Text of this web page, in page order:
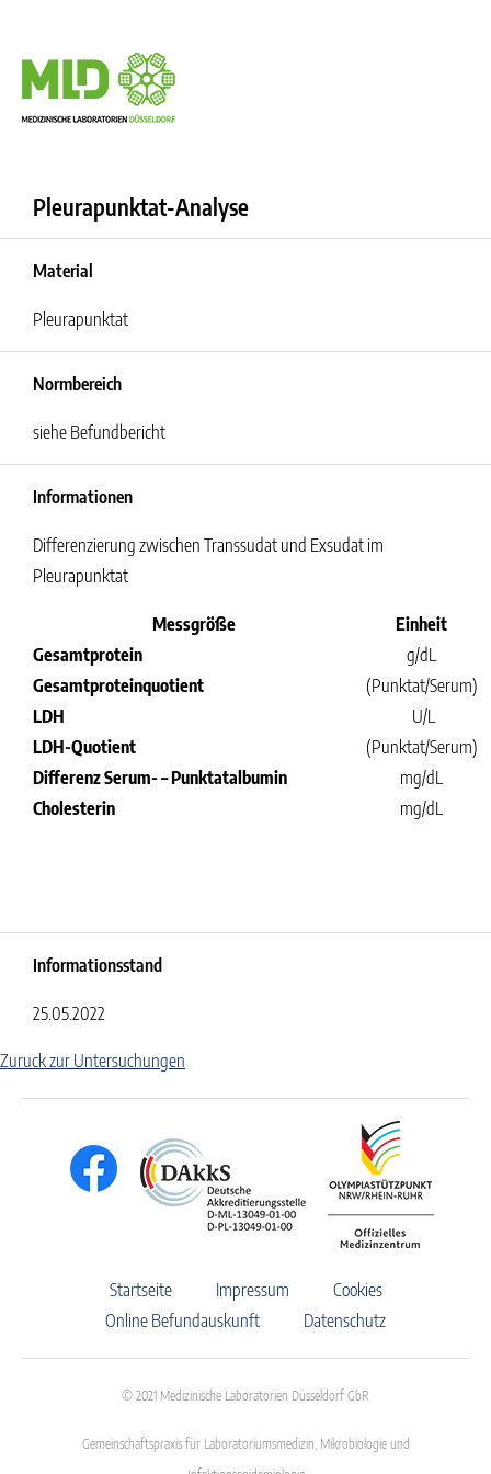
Pleurapunktat-Analyse
Material
Pleurapunktat
Normbereich
siehe Befundbericht
Informationen
Differenzierung zwischen Transsudat und Exsudat im
Pleurapunktat
Messgröße
Einheit
Gesamtprotein
g/dL
Gesamtproteinquotient
(Punktat/Serum)
LDH
U/L
LDH-Quotient
(Punktat/Serum)
Differenz Serum- – Punktatalbumin
mg/dL
Cholesterin
mg/dL
Informationsstand
25.05.2022
Zuruck zur Untersuchungen
Startseite Impressum
Cookies
Online Befundauskunft
Datenschutz
© 2021 Medizinische Laboratorien Düsseldorf GbR
Gemeinschaftspraxis für Laboratoriumsmedizin, Mikrobiologie und